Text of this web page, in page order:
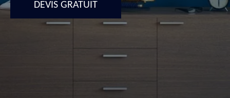
DEVIS GRATUIT